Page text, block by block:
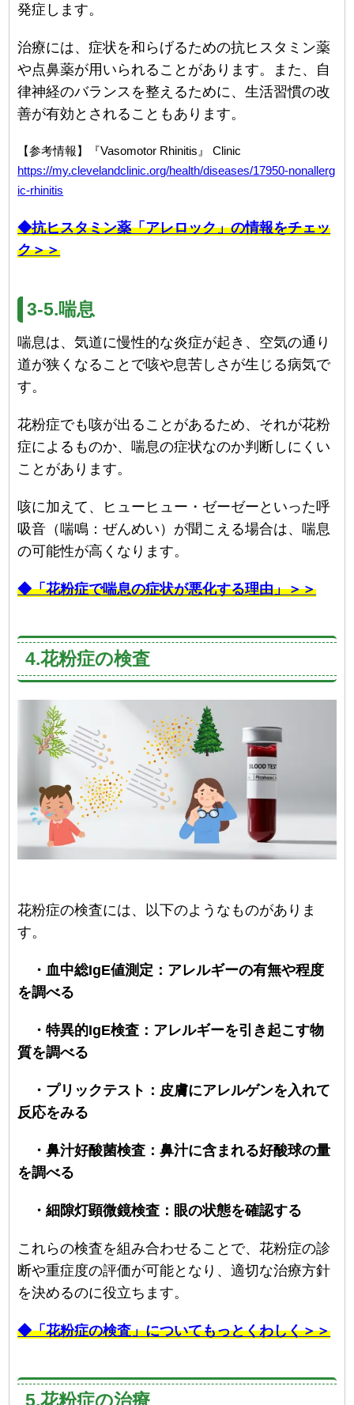
発症します。
治療には、症状を和らげるための抗ヒスタミン薬
や点鼻薬が用いられることがあります。また、自
律神経のバランスを整えるために、生活習慣の改
善が有効とされることもあります。
【参考情報】『Vasomotor Rhinitis』 Clinic
https://my.clevelandclinic.org/health/diseases/17950-nonallerg
ic-rhinitis
◆抗ヒスタミン薬「アレロック」の情報をチェッ
ク＞＞
3-5.喘息
喘息は、気道に慢性的な炎症が起き、空気の通り
道が狭くなることで咳や息苦しさが生じる病気で
す。
花粉症でも咳が出ることがあるため、それが花粉
症によるものか、喘息の症状なのか判断しにくい
ことがあります。
咳に加えて、ヒューヒュー・ゼーゼーといった呼
吸音（喘鳴：ぜんめい）が聞こえる場合は、喘息
の可能性が高くなります。
◆「花粉症で喘息の症状が悪化する理由」＞＞
4.花粉症の検査
花粉症の検査には、以下のようなものがありま
す。
・血中総IgE値測定：アレルギーの有無や程度
を調べる
・特異的IgE検査：アレルギーを引き起こす物
質を調べる
・プリックテスト：皮膚にアレルゲンを入れて
反応をみる
・鼻汁好酸菌検査：鼻汁に含まれる好酸球の量
を調べる
・細隙灯顕微鏡検査：眼の状態を確認する
これらの検査を組み合わせることで、花粉症の診
断や重症度の評価が可能となり、適切な治療方針
を決めるのに役立ちます。
◆「花粉症の検査」についてもっとくわしく＞＞
5.花粉症の治療